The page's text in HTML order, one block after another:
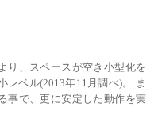
り、スペースが空き小型化を
レベル(2013年11月調べ)。 ま
事で、更に安定した動作を実